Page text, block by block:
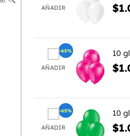
AÑADIR
AÑADIR
10
-65%
AÑADIR
10
-65%